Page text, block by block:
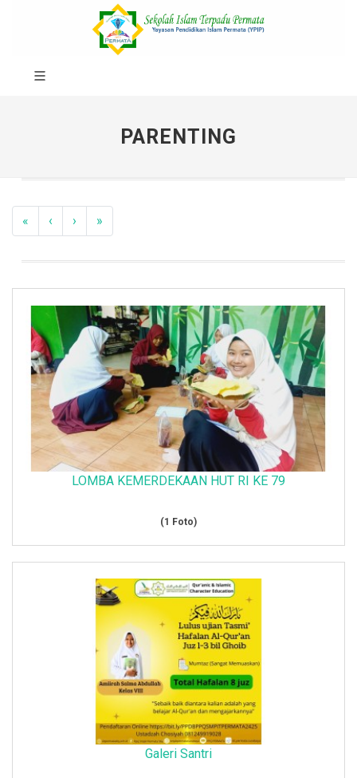
PARENTING
« ‹ › »
LOMBA KEMERDEKAAN HUT RI KE 79
(1 Foto)
Galeri Santri